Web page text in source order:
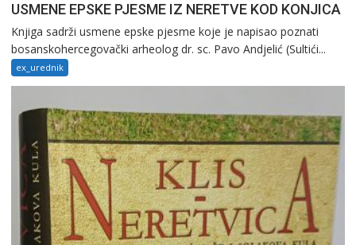
USMENE EPSKE PJESME IZ NERETVE KOD KONJICA
Knjiga sadrži usmene epske pjesme koje je napisao poznati
bosanskohercegovački arheolog dr. sc. Pavo Andjelić (Sultići...
ex_urednik